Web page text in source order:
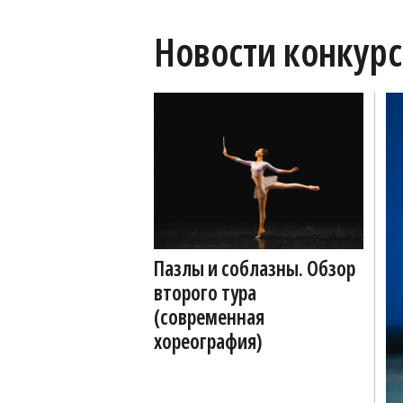
Новости
Пазлы и соблазны. Обзор
второго тура
(современная
хореография)